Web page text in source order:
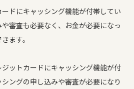
ドにキャッシング機能が付帯してい
審査も必要なく、お金が必要になっ
ます。
ットカードにキャッシング機能が付
ングの申し込みや審査が必要になり